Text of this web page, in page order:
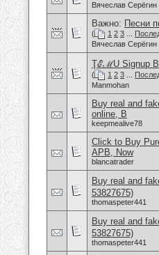
Вячеслав Серёгин
Важно: Песни
( 1 2 3
Вячеслав Серёгин
ŢℰℳU Signup
( 1 2 3
Manmohan
Buy real and
online, B
keepmealive78
Click to Buy
APB, Now
blancatrader
Buy real and
53827675)
thomaspeter441
Buy real and
53827675)
thomaspeter441